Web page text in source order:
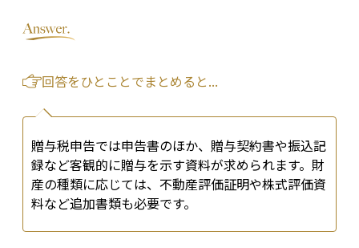
回答をひとことでまとめると...
贈与税申告では申告書のほか、贈与契約書や振込記
録など客観的に贈与を示す資料が求められます。財
産の種類に応じては、不動産評価証明や株式評価資
料など追加書類も必要です。